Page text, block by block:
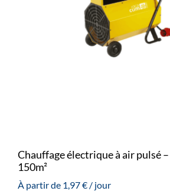
Chauffage électrique à air pulsé
150m²
À partir de 1,97€/ jour